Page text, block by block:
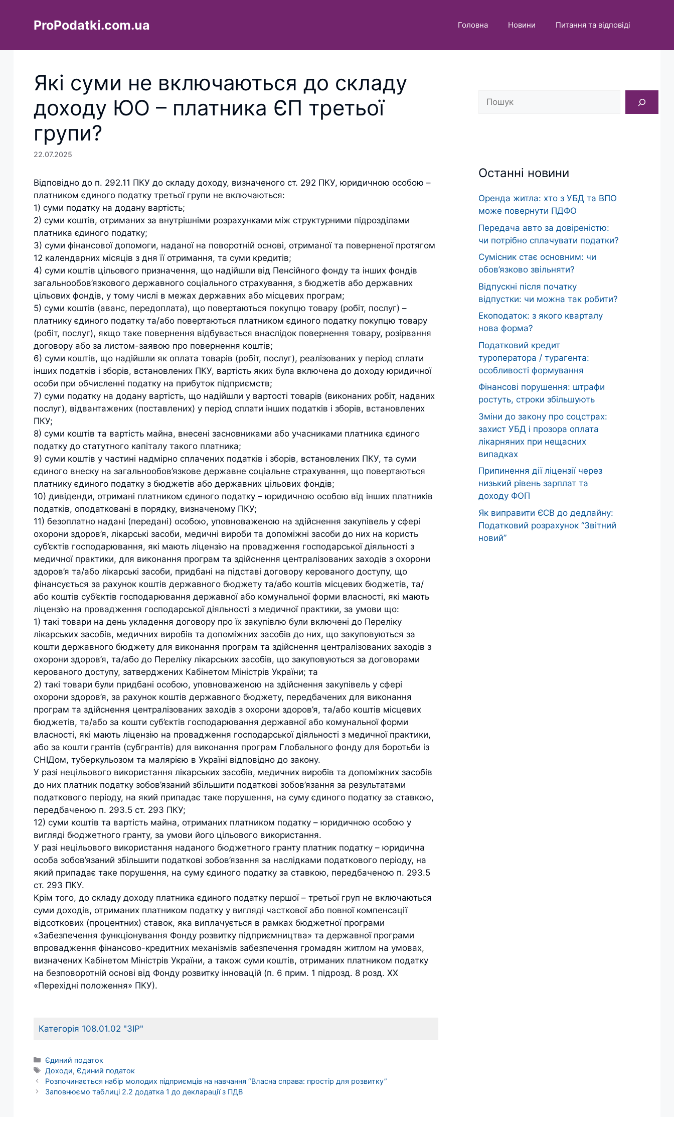
ProPodatki.com.ua Головна Новини Питання та відповіді
Які суми не включаються до складу
доходу ЮО – платника ЄП третьої
групи?
22.07.2025
Відповідно до п. 292.11 ПКУ до складу доходу, визначеного ст. 292 ПКУ, юридичною особою –
платником єдиного податку третьої групи не включаються:
1) суми податку на додану вартість;
2) суми коштів, отриманих за внутрішніми розрахунками між структурними підрозділами
платника єдиного податку;
3) суми фінансової допомоги, наданої на поворотній основі, отриманої та поверненої протягом
12 календарних місяців з дня її отримання, та суми кредитів;
4) суми коштів цільового призначення, що надійшли від Пенсійного фонду та інших фондів
загальнообов’язкового державного соціального страхування, з бюджетів або державних
цільових фондів, у тому числі в межах державних або місцевих програм;
5) суми коштів (аванс, передоплата), що повертаються покупцю товару (робіт, послуг) –
платнику єдиного податку та/або повертаються платником єдиного податку покупцю товару
(робіт, послуг), якщо таке повернення відбувається внаслідок повернення товару, розірвання
договору або за листом-заявою про повернення коштів;
6) суми коштів, що надійшли як оплата товарів (робіт, послуг), реалізованих у період сплати
інших податків і зборів, встановлених ПКУ, вартість яких була включена до доходу юридичної
особи при обчисленні податку на прибуток підприємств;
7) суми податку на додану вартість, що надійшли у вартості товарів (виконаних робіт, наданих
послуг), відвантажених (поставлених) у період сплати інших податків і зборів, встановлених
ПКУ;
8) суми коштів та вартість майна, внесені засновниками або учасниками платника єдиного
податку до статутного капіталу такого платника;
9) суми коштів у частині надмірно сплачених податків і зборів, встановлених ПКУ, та суми
єдиного внеску на загальнообов’язкове державне соціальне страхування, що повертаються
платнику єдиного податку з бюджетів або державних цільових фондів;
10) дивіденди, отримані платником єдиного податку – юридичною особою від інших платників
податків, оподатковані в порядку, визначеному ПКУ;
11) безоплатно надані (передані) особою, уповноваженою на здійснення закупівель у сфері
охорони здоров’я, лікарські засоби, медичні вироби та допоміжні засоби до них на користь
суб’єктів господарювання, які мають ліцензію на провадження господарської діяльності з
медичної практики, для виконання програм та здійснення централізованих заходів з охорони
здоров’я та/або лікарські засоби, придбані на підставі договору керованого доступу, що
фінансується за рахунок коштів державного бюджету та/або коштів місцевих бюджетів, та/
або коштів суб’єктів господарювання державної або комунальної форми власності, які мають
ліцензію на провадження господарської діяльності з медичної практики, за умови що:
1) такі товари на день укладення договору про їх закупівлю були включені до Переліку
лікарських засобів, медичних виробів та допоміжних засобів до них, що закуповуються за
кошти державного бюджету для виконання програм та здійснення централізованих заходів з
охорони здоров’я, та/або до Переліку лікарських засобів, що закуповуються за договорами
керованого доступу, затверджених Кабінетом Міністрів України; та
2) такі товари були придбані особою, уповноваженою на здійснення закупівель у сфері
охорони здоров’я, за рахунок коштів державного бюджету, передбачених для виконання
програм та здійснення централізованих заходів з охорони здоров’я, та/або коштів місцевих
бюджетів, та/або за кошти суб’єктів господарювання державної або комунальної форми
власності, які мають ліцензію на провадження господарської діяльності з медичної практики,
або за кошти грантів (субгрантів) для виконання програм Глобального фонду для боротьби із
СНІДом, туберкульозом та малярією в Україні відповідно до закону.
У разі нецільового використання лікарських засобів, медичних виробів та допоміжних засобів
до них платник податку зобов’язаний збільшити податкові зобов’язання за результатами
податкового періоду, на який припадає таке порушення, на суму єдиного податку за ставкою,
передбаченою п. 293.5 ст. 293 ПКУ;
12) суми коштів та вартість майна, отриманих платником податку – юридичною особою у
вигляді бюджетного гранту, за умови його цільового використання.
У разі нецільового використання наданого бюджетного гранту платник податку – юридична
особа зобов’язаний збільшити податкові зобов’язання за наслідками податкового періоду, на
який припадає таке порушення, на суму єдиного податку за ставкою, передбаченою п. 293.5
ст. 293 ПКУ.
Крім того, до складу доходу платника єдиного податку першої – третьої груп не включаються
суми доходів, отриманих платником податку у вигляді часткової або повної компенсації
відсоткових (процентних) ставок, яка виплачується в рамках бюджетної програми
«Забезпечення функціонування Фонду розвитку підприємництва» та державної програми
впровадження фінансово-кредитних механізмів забезпечення громадян житлом на умовах,
визначених Кабінетом Міністрів України, а також суми коштів, отриманих платником податку
на безповоротній основі від Фонду розвитку інновацій (п. 6 прим. 1 підрозд. 8 розд. XX
«Перехідні положення» ПКУ).
Категорія 108.01.02 "ЗІР"
Категорії
Єдиний податок
Позначки
Доходи,Єдиний податок
Розпочинається набір молодих підприємців на навчання “Власна справа: простір для розвитку”
Заповнюємо таблиці 2.2 додатка 1 до декларації з ПДВ
Пошук
Останні новини
Оренда житла: хто з УБД та ВПО
може повернути ПДФО
Передача авто за довіреністю:
чи потрібно сплачувати податки?
Сумісник стає основним: чи
обов’язково звільняти?
Відпускні після початку
відпустки: чи можна так робити?
Екоподаток: з якого кварталу
нова форма?
Податковий кредит
туроператора / турагента:
особливості формування
Фінансові порушення: штрафи
ростуть, строки збільшують
Зміни до закону про соцстрах:
захист УБД і прозора оплата
лікарняних при нещасних
випадках
Припинення дії ліцензії через
низький рівень зарплат та
доходу ФОП
Як виправити ЄСВ до дедлайну:
Податковий розрахунок “Звітний
новий”